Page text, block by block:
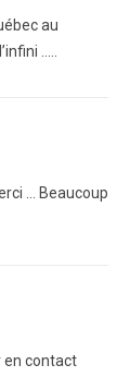
au
…..
… Beaucoup
en contact